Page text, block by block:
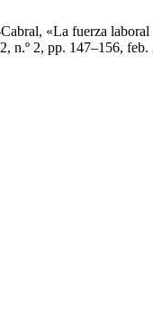
«La fuerza
n.º 2, pp. 147–156, feb.